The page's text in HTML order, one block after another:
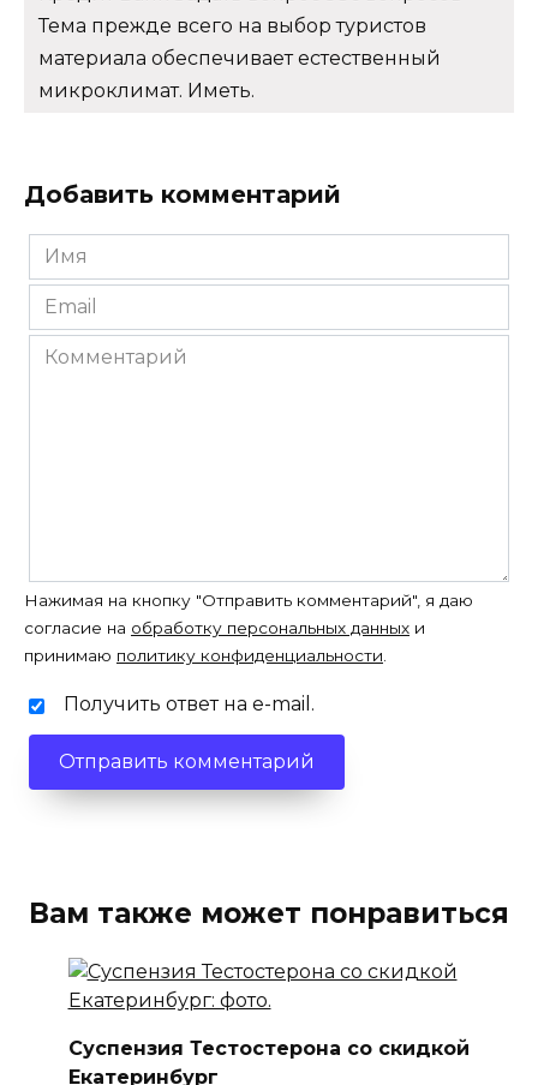
Тема прежде всего на выбор туристов
материала обеспечивает естественный
микроклимат. Иметь.
Добавить комментарий
Имя
*
Email
*
Комментарий
Нажимая на кнопку "Отправить комментарий", я даю
согласие на обработку персональных данных и
принимаю политику конфиденциальности.
Получить ответ на e-mail.
Вам также может понравиться
Суспензия Тестостерона со скидкой
Екатеринбург